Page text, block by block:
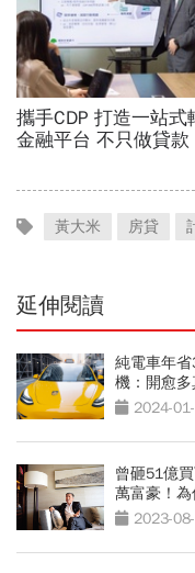
黃大米 房貸
延伸閱讀
純電車年
機：開愈
快？2024-
曾砸51億
萬富豪！
2023-